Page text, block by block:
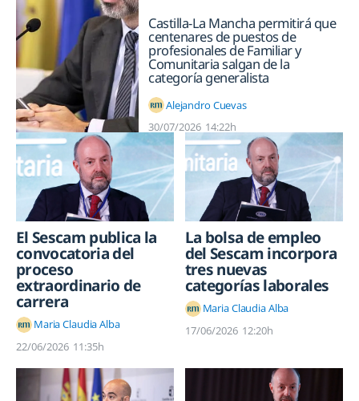
Castilla-La Mancha permitirá que
centenares de puestos de
profesionales de Familiar y
Comunitaria salgan de la
categoría generalista
Alejandro Cuevas
30/07/2026 14:22h
El Sescam publica la
convocatoria del
proceso
extraordinario de
carrera
Maria Claudia Alba
22/06/2026 11:35h
La bolsa de empleo
del Sescam incorpora
tres nuevas
categorías laborales
Maria Claudia Alba
17/06/2026 12:20h